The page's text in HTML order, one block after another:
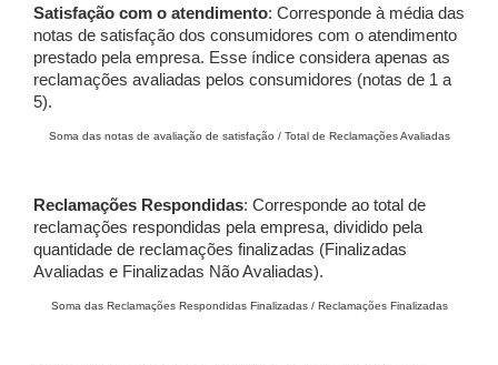
Satisfação com o atendimento: Corresponde à média das
notas de satisfação dos consumidores com o atendimento
prestado pela empresa. Esse índice considera apenas as
reclamações avaliadas pelos consumidores (notas de 1 a
5).
Soma das notas de avaliação de satisfação / Total de Reclamações Avaliadas
Reclamações Respondidas: Corresponde ao total de
reclamações respondidas pela empresa, dividido pela
quantidade de reclamações finalizadas (Finalizadas
Avaliadas e Finalizadas Não Avaliadas).
Soma das Reclamações Respondidas Finalizadas / Reclamações Finalizadas